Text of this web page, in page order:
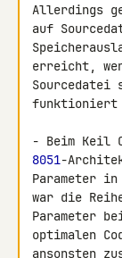
Allerdings
auf
erreicht,
Sourcedatei
funktioniert
8051-
Parameter
war die
Parameter
optimalen
ansonsten